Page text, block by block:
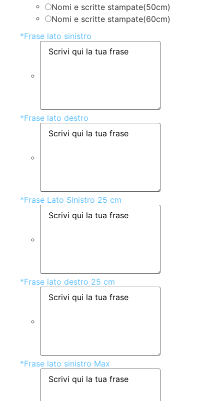
Nomi e scritte stampate(50cm)
Nomi e scritte stampate(60cm)
*Frase lato sinistro
*Frase lato destro
*Frase Lato Sinistro 25 cm
*Frase lato destro 25 cm
*Frase lato sinistro Max